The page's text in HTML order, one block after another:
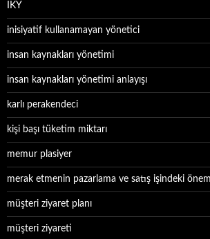
İKY
inisiyatif kullanamayan yönetici
insan kaynakları yönetimi
insan kaynakları yönetimi anlayışı
karlı perakendeci
kişi başı tüketim miktarı
memur plasiyer
merak etmenin pazarlama ve satış işindeki
müşteri ziyaret planı
müşteri ziyareti